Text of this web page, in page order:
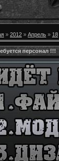
» 2012 » Апрель » 18
персонал !!!